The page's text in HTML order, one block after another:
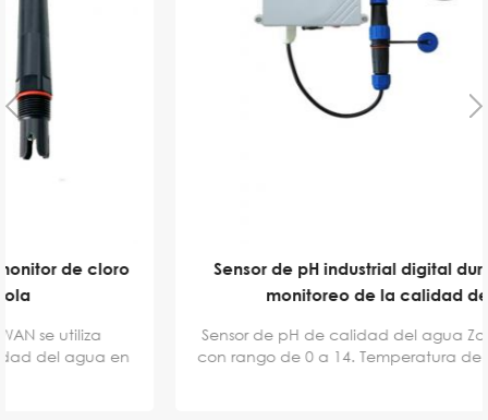
Sensor de pH industrial digital duradero para el
monitoreo de la calidad del agua
Sensor de pH de calidad del agua ZoneWu LoRaWAN
con rango de 0 a 14. Temperatura de funcionamiento: